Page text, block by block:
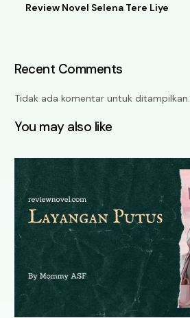
Review Novel Selena Tere Liye
Recent Comments
Tidak ada komentar untuk ditampilkan.
You may also like